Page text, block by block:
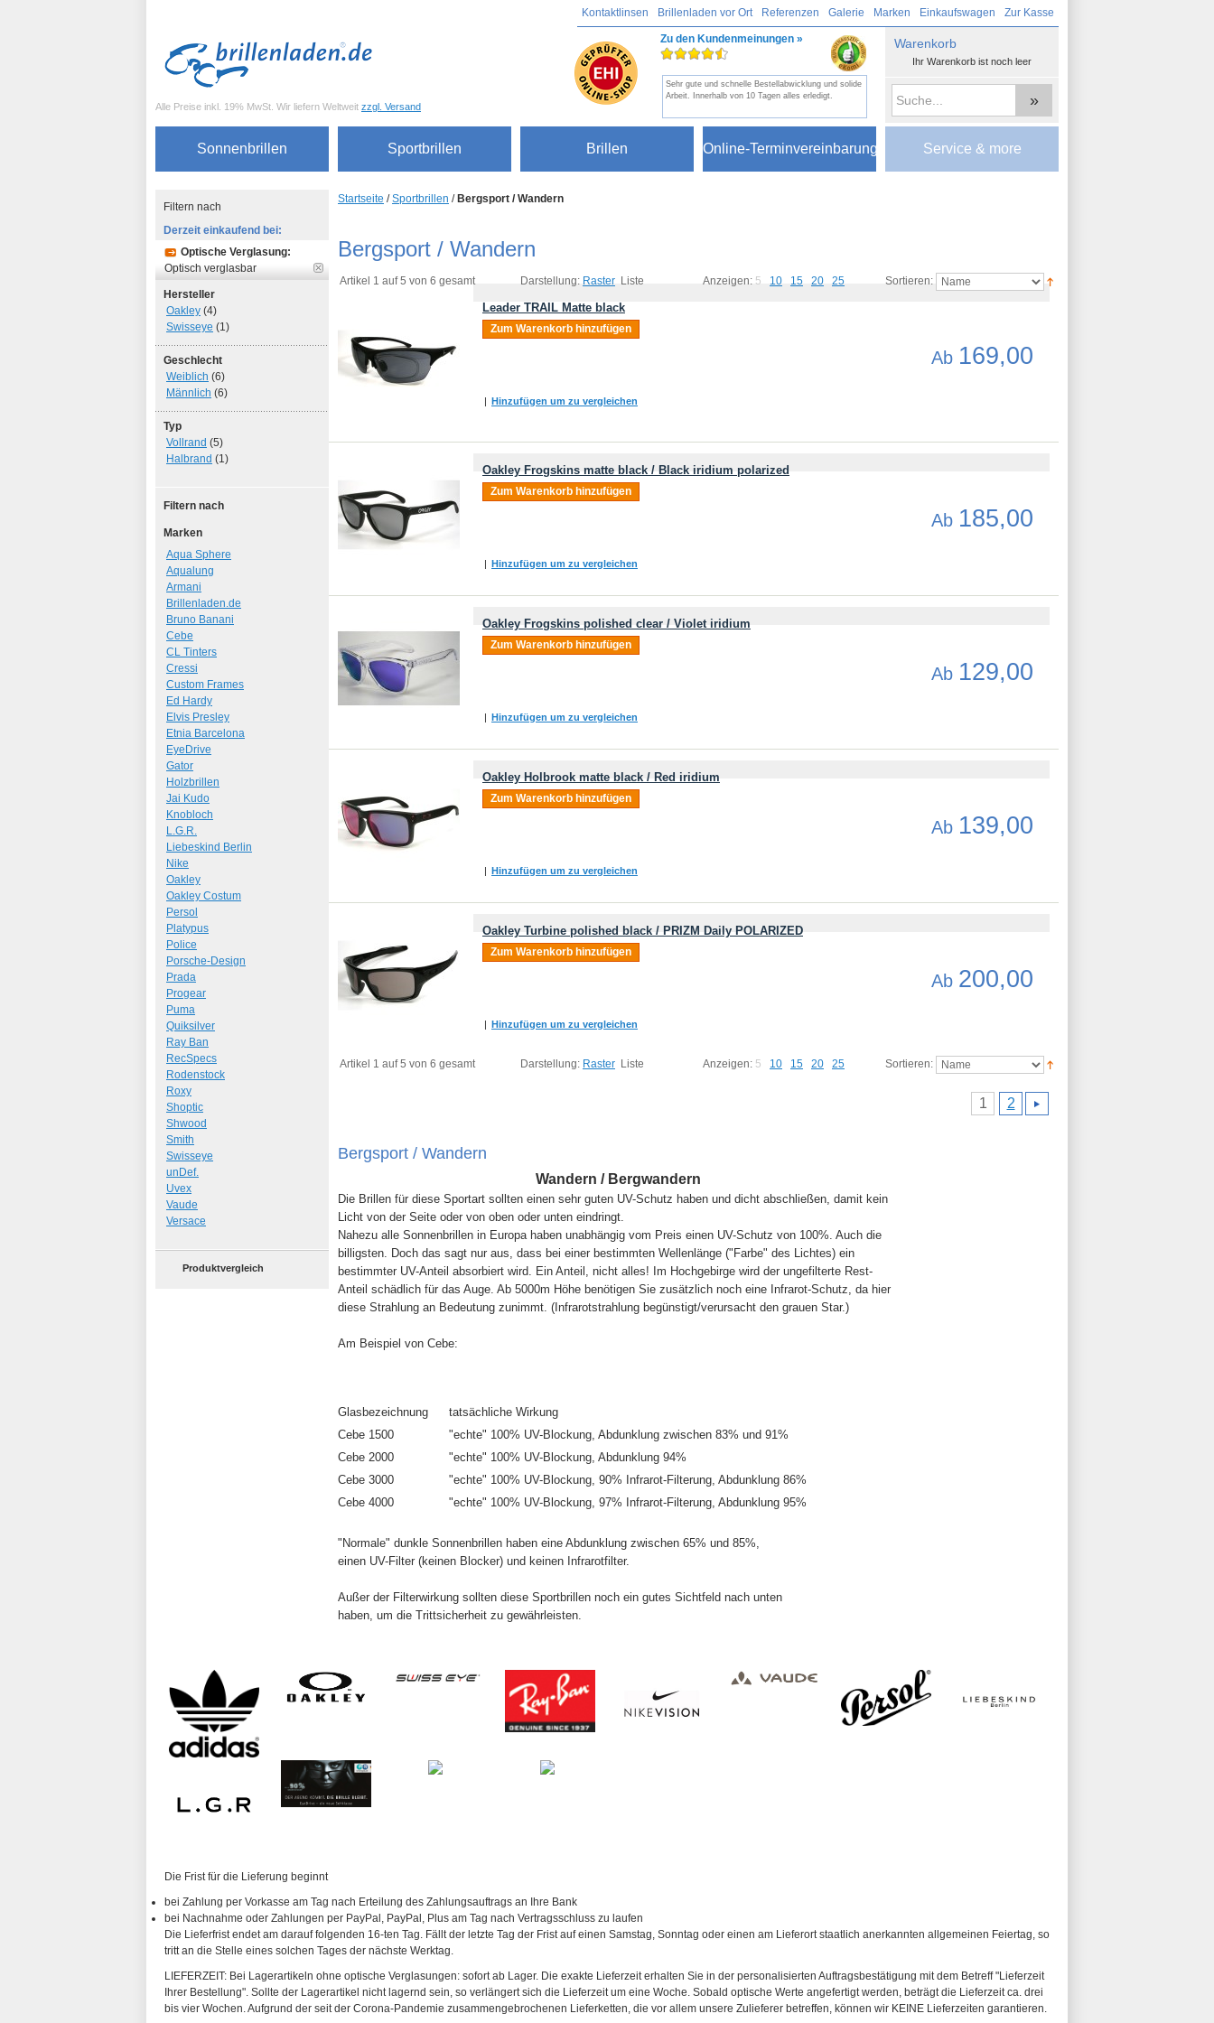
Kontaktlinsen Brillenladen vor Ort Referenzen Galerie Marken Einkaufswagen Zur Kasse
Zu den Kundenmeinungen »
Sehr gute und schnelle Bestellabwicklung und solide
Arbeit. Innerhalb von 10 Tagen alles erledigt.
Alle Preise inkl. 19% MwSt. Wir liefern Weltweit zzgl. Versand »
Warenkorb
Ihr Warenkorb ist noch leer
Sonnenbrillen Sportbrillen Brillen Online-Terminvereinbarung Service & more
Startseite /Sportbrillen / Bergsport / Wandern
Bergsport / Wandern
Artikel 1 auf 5 von 6 gesamt Sortieren:
Anzeigen: 5 10 15 20 25
Darstellung: Raster Liste
Leader TRAIL Matte black
Ab 169,00
Zum Warenkorb hinzufügen
| Hinzufügen um zu vergleichen
Oakley Frogskins matte black / Black iridium polarized
Ab 185,00
Zum Warenkorb hinzufügen
| Hinzufügen um zu vergleichen
Oakley Frogskins polished clear / Violet iridium
Ab 129,00
Zum Warenkorb hinzufügen
| Hinzufügen um zu vergleichen
Oakley Holbrook matte black / Red iridium
Ab 139,00
Zum Warenkorb hinzufügen
| Hinzufügen um zu vergleichen
Oakley Turbine polished black / PRIZM Daily POLARIZED
Ab 200,00
Zum Warenkorb hinzufügen
| Hinzufügen um zu vergleichen
Artikel 1 auf 5 von 6 gesamt Sortieren:
Anzeigen: 5 10 15 20 25
Darstellung: Raster Liste
1 2
Bergsport / Wandern
Wandern / Bergwandern
Die Brillen für diese Sportart sollten einen sehr guten UV-Schutz haben und dicht abschließen, damit kein
Licht von der Seite oder von oben oder unten eindringt.
Nahezu alle Sonnenbrillen in Europa haben unabhängig vom Preis einen UV-Schutz von 100%. Auch die
billigsten. Doch das sagt nur aus, dass bei einer bestimmten Wellenlänge ("Farbe" des Lichtes) ein
bestimmter UV-Anteil absorbiert wird. Ein Anteil, nicht alles! Im Hochgebirge wird der ungefilterte Rest-
Anteil schädlich für das Auge. Ab 5000m Höhe benötigen Sie zusätzlich noch eine Infrarot-Schutz, da hier
diese Strahlung an Bedeutung zunimmt. (Infrarotstrahlung begünstigt/verursacht den grauen Star.)
Am Beispiel von Cebe:
Glasbezeichnung
tatsächliche Wirkung
Cebe 1500
"echte" 100% UV-Blockung, Abdunklung zwischen 83% und 91%
Cebe 2000
"echte" 100% UV-Blockung, Abdunklung 94%
Cebe 3000
"echte" 100% UV-Blockung, 90% Infrarot-Filterung, Abdunklung 86%
Cebe 4000
"echte" 100% UV-Blockung, 97% Infrarot-Filterung, Abdunklung 95%
"Normale" dunkle Sonnenbrillen haben eine Abdunklung zwischen 65% und 85%,
einen UV-Filter (keinen Blocker) und keinen Infrarotfilter.
Außer der Filterwirkung sollten diese Sportbrillen noch ein gutes Sichtfeld nach unten
haben, um die Trittsicherheit zu gewährleisten.
Filtern nach
Derzeit einkaufend bei:
Optische Verglasung:
Optisch verglasbar
Hersteller
Oakley (4)
Swisseye (1)
Geschlecht
Weiblich (6)
Männlich (6)
Typ
Vollrand (5)
Halbrand (1)
Filtern nach
Marken
Aqua Sphere
Aqualung
Armani
Brillenladen.de
Bruno Banani
Cebe
CL Tinters
Cressi
Custom Frames
Ed Hardy
Elvis Presley
Etnia Barcelona
EyeDrive
Gator
Holzbrillen
Jai Kudo
Knobloch
L.G.R.
Liebeskind Berlin
Nike
Oakley
Oakley Costum
Persol
Platypus
Police
Porsche-Design
Prada
Progear
Puma
Quiksilver
Ray Ban
RecSpecs
Rodenstock
Roxy
Shoptic
Shwood
Smith
Swisseye
unDef.
Uvex
Vaude
Versace
Produktvergleich
Die Frist für die Lieferung beginnt
bei Zahlung per Vorkasse am Tag nach Erteilung des Zahlungsauftrags an Ihre Bank
bei Nachnahme oder Zahlungen per PayPal, PayPal, Plus am Tag nach Vertragsschluss zu laufen
Die Lieferfrist endet am darauf folgenden 16-ten Tag. Fällt der letzte Tag der Frist auf einen Samstag, Sonntag oder einen am Lieferort staatlich anerkannten allgemeinen Feiertag, so
tritt an die Stelle eines solchen Tages der nächste Werktag.
LIEFERZEIT: Bei Lagerartikeln ohne optische Verglasungen: sofort ab Lager. Die exakte Lieferzeit erhalten Sie in der personalisierten Auftragsbestätigung mit dem Betreff "Lieferzeit
Ihrer Bestellung". Sollte der Lagerartikel nicht lagernd sein, so verlängert sich die Lieferzeit um eine Woche. Sobald optische Werte angefertigt werden, beträgt die Lieferzeit ca. drei
bis vier Wochen. Aufgrund der seit der Corona-Pandemie zusammengebrochenen Lieferketten, die vor allem unsere Zulieferer betreffen, können wir KEINE Lieferzeiten garantieren.